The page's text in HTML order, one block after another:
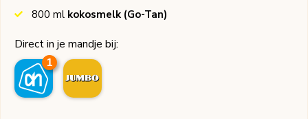
800 ml kokosmelk (Go-Tan)
Direct in je mandje bij:
1